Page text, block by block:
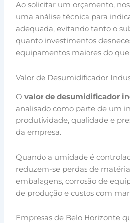
Ao solicitar um orçamento,
uma análise técnica para
adequada, evitando tanto o
quanto investimentos
equipamentos maiores do que
Valor de Desumidificador
Ovalor de desumidificador
analisado como parte de um
produtividade, qualidade e
da empresa.
Quando a umidade é
reduzem-se perdas de
embalagens, corrosão de
de produção e custos com
Empresas de Belo Horizonte